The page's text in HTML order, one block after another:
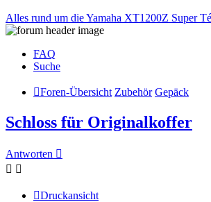
Alles rund um die Yamaha XT1200Z Super
FAQ
Suche
Foren-Übersicht Zubehör Gepäck
Schloss für Originalkoffer
Antworten
Druckansicht